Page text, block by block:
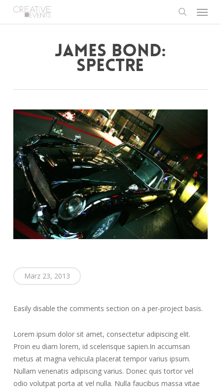
Menu
JAMES BOND:
SPECTRE
März 23, 2013
Easily disable the comments section on a per-project basis.
Lorem ipsum dolor sit amet, consectetur adipiscing elit.
Proin eu diam lorem, id scelerisque sapien.In accumsan
metus at magna vehicula placerat tempor varius ipsum.
Nullam venenatis adipiscing varius. Donec quis tortor vel
odio volutpat porta at vel nulla. Nulla faucibus massa vitae